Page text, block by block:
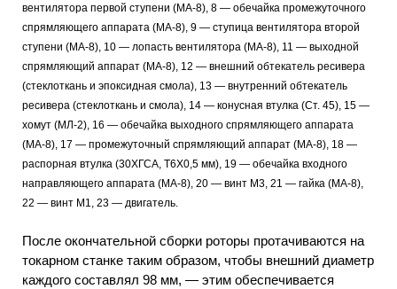
вентилятора первой ступени (МА-8), 8 — обечайка промежуточного
спрямляющего аппарата (МА-8), 9 — ступица вентилятора второй
ступени (МА-8), 10 — лопасть вентилятора (МА-8), 11 — выходной
спрямляющий аппарат (МА-8), 12 — внешний обтекатель ресивера
(стеклоткань и эпоксидная смола), 13 — внутренний обтекатель
ресивера (стеклоткань и смола), 14 — конусная втулка (Ст. 45), 15 —
хомут (МЛ-2), 16 — обечайка выходного спрямляющего аппарата
(МА-8), 17 — промежуточный спрямляющий аппарат (МА-8), 18 —
распорная втулка (30ХГСА, Т6Х0,5 мм), 19 — обечайка входного
направляющего аппарата (МА-8), 20 — винт М3, 21 — гайка (МА-8),
22 — винт М1, 23 — двигатель.
После окончательной сборки роторы протачиваются на
токарном станке таким образом, чтобы внешний диаметр
каждого составлял 98 мм, — этим обеспечивается